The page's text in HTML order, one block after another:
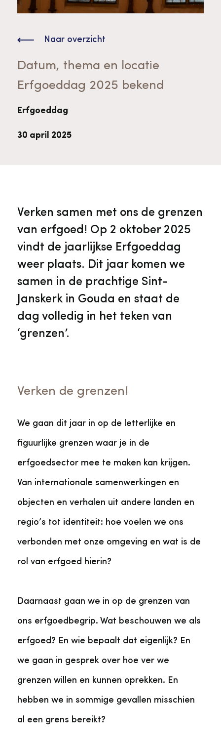
Ergoedvrijwilligersprijs
Downloads en nieuwsbrieven
Advies en ondersteuning voor
vrijwilligers
Museumplatform Zuid-Holland
Collectiebeheer
Geschiedenis van Zuid-Holland
Bekijk alle diensten
Aanvraagformulier
Veelgestelde vragen
Over de Monumentenwacht
Onze medewerkers
Jaarstukken
Tarieven
Algemene voorwaarden
Datum, thema en locatie
Erfgoeddag 2025 bekend
Erfgoeddag
30 april 2025
Naar overzicht
Verken samen met ons de grenzen
van erfgoed! Op 2 oktober 2025
vindt de jaarlijkse Erfgoeddag
weer plaats. Dit jaar komen we
samen in de prachtige Sint-
Janskerk in Gouda en staat de
dag volledig in het teken van
‘grenzen’.
Verken de grenzen!
We gaan dit jaar in op de letterlijke en
figuurlijke grenzen waar je in de
erfgoedsector mee te maken kan krijgen.
Van internationale samenwerkingen en
objecten en verhalen uit andere landen en
regio’s tot identiteit: hoe voelen we ons
verbonden met onze omgeving en wat is de
rol van erfgoed hierin?
Daarnaast gaan we in op de grenzen van
ons erfgoedbegrip. Wat beschouwen we als
erfgoed? En wie bepaalt dat eigenlijk? En
we gaan in gesprek over hoe ver we
grenzen willen en kunnen oprekken. En
hebben we in sommige gevallen misschien
al een grens bereikt?